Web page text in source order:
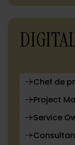
Chef de
Project
Service